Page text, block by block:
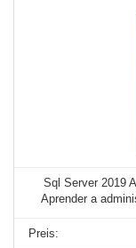
Sql Server 2019
Aprender a